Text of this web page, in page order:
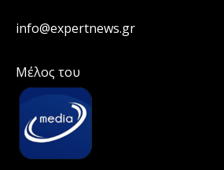
info@expertnews.gr
Μέλος του